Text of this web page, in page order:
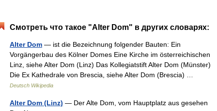
Смотреть что такое "Alter Dom" в других словарях:
Alter Dom — ist die Bezeichnung folgender Bauten: Ein
Vorgängerbau des Kölner Domes Eine Kirche im österreichischen
Linz, siehe Alter Dom (Linz) Das Kollegiatstift Alter Dom (Münster)
Die Ex Kathedrale von Brescia, siehe Alter Dom (Brescia) …
Deutsch Wikipedia
Alter Dom (Linz) — Der Alte Dom, vom Hauptplatz aus gesehen